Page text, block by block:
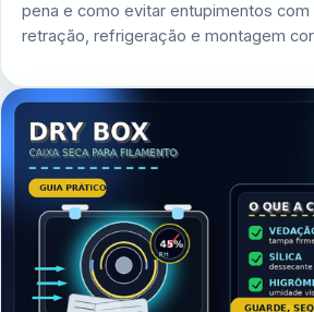
pena e como evitar entupimentos com
retração, refrigeração e montagem